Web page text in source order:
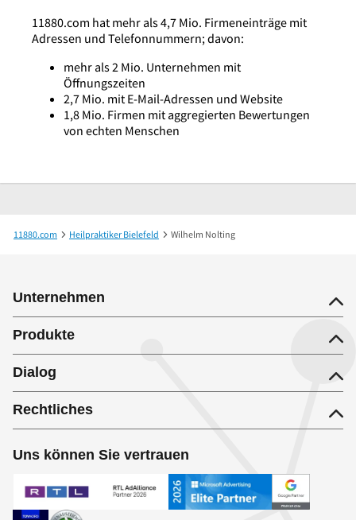
11880.com hat mehr als 4,7 Mio. Firmeneinträge mit
Adressen und Telefonnummern; davon:
mehr als 2 Mio. Unternehmen mit
Öffnungszeiten
2,7 Mio. mit E-Mail-Adressen und Website
1,8 Mio. Firmen mit aggregierten Bewertungen
von echten Menschen
11880.com Heilpraktiker Bielefeld Wilhelm Nolting
Unternehmen
Produkte
Dialog
Rechtliches
Uns können Sie vertrauen